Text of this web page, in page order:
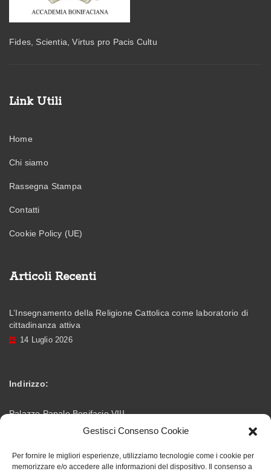
Gestisci Consenso Cookie
Per fornire le migliori esperienze, utilizziamo tecnologie come i cookie per
memorizzare e/o accedere alle informazioni del dispositivo. Il consenso a
Fides, Scientia, Virtus pro Pacis Cultu
Link Utili
Home
Chi siamo
Rassegna Stampa
Contatti
Cookie Policy (UE)
Articoli Recenti
L’Insegnamento della Religione Cattolica come laboratorio di
cittadinanza attiva
14 Luglio 2026
Indirizzo:
Palazzo Papale Bonifacio VIII